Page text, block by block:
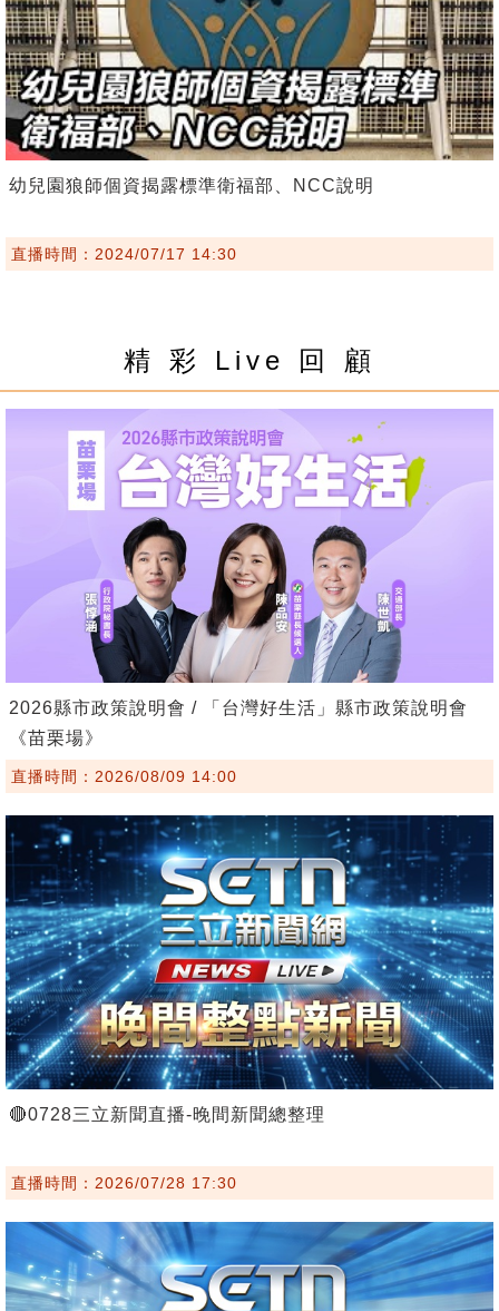
幼兒園狼師個資揭露標準衛福部、NCC說明
直播時間：2024/07/17 14:30
精 彩 Live 回 顧
2026縣市政策說明會 / 「台灣好生活」縣市政策說明會
《苗栗場》
直播時間：2026/08/09 14:00
🔴0728三立新聞直播-晚間新聞總整理
直播時間：2026/07/28 17:30